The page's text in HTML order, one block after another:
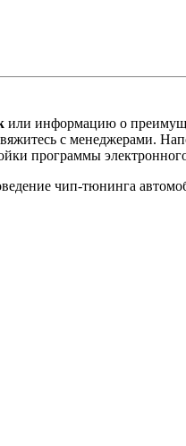
или информацию о
с менеджерами.
программы
чип-тюнинга